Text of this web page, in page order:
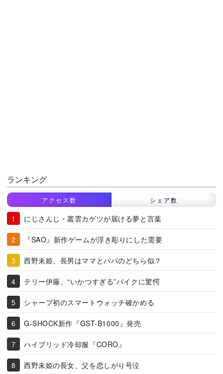
ランキング
アクセス数 シェア数
にじさんじ・叢雲カゲツが届ける夢と言葉
『SAO』新作ゲームが浮き彫りにした需要
西野未姫、長男はママとパパのどちら似？
テリー伊藤、“いかつすぎる”バイクに驚愕
シャープ初のスマートウォッチ確かめる
G-SHOCK新作『GST-B1000』発売
ハイブリッド冷却服『CORO』
西野未姫の長女、父を恋しがり号泣